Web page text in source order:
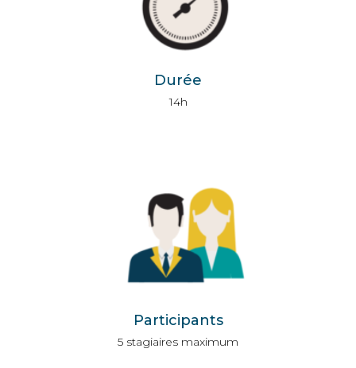
Durée
14h
Participants
5 stagiaires maximum